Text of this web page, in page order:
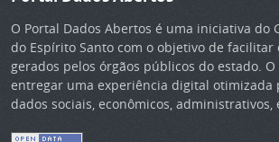
O Portal Dados Abertos é uma iniciativa do
do Espírito Santo com o objetivo de facilitar
gerados pelos órgãos públicos do estado.
entregar uma experiência digital otimizada
dados sociais, econômicos, administrativos,